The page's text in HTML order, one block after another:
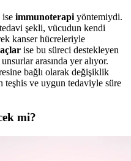
ise immunoterapi yöntemiydi.
şekli, vücudun kendi
kanser hücreleriyle
ise bu süreci destekleyen
arasında yer alıyor.
bağlı olarak değişiklik
teşhis ve uygun tedaviyle süre
mi?